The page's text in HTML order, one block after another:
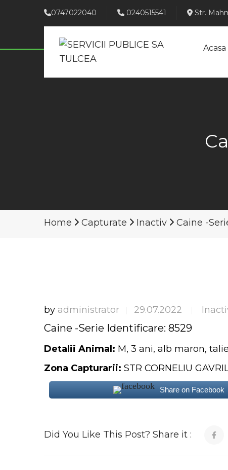
0747022040 0240515541 Str.
Acasa
Home Capturate Inactiv Caine -
by administrator 29.07.2022
Caine -Serie Identificare: 8529
Detalii Animal: M, 3 ani, alb maron,
Zona Capturarii: STR CORNELIU
Share on Facebook
Did You Like This Post? Share it :